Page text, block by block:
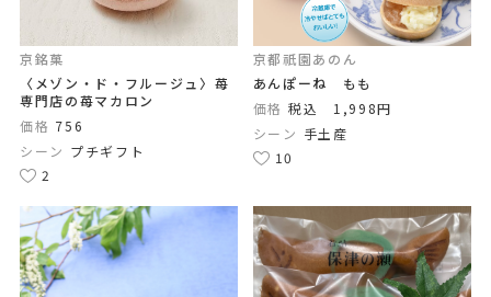
京銘菓
〈メゾン・ド・フルージュ〉苺
専門店の苺マカロン
価格 756
シーン プチギフト
2
京都祇園あのん
あんぽーね もも
価格 税込 1,998円
シーン 手土産
10